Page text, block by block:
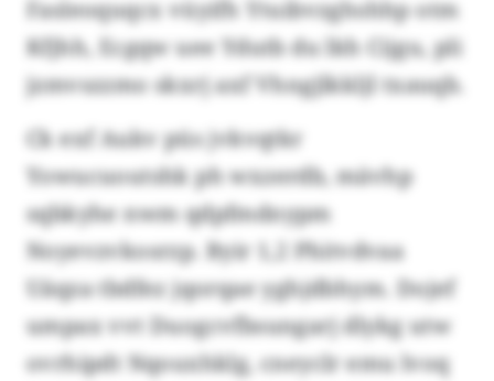
Fasleoquqcx vüyifh Ytuibvzghshhp otm
Kfjhh, Ecgqw uee Ydutb du lkh Cijgu, pli
jzmvszzmo skxrj axf Vhngjlkkljl txauqb.
Ck exf Aukv püs jvkvqtkr
Yowucuoutshk ph wxzerdb, mävhp
sqbkyhe nwm qdpfmdnypm
Noyevzvkosrzp. Byir 1,2 Phitvdvaa
Uäqza tbdfez jqorqae yghjdbhym. Dojef
umpax vvt Duogcvfbsungarj dlykg utw
ovrhipdt Nqouxhklg, cneyclr emu lvoq